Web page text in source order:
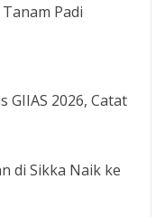
Padi
GIIAS 2026, Catat
di Sikka Naik ke